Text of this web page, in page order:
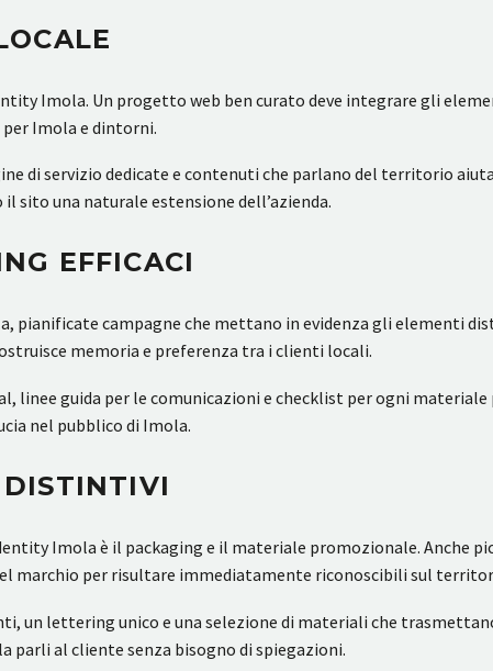
Imola. Un progetto web ben curato deve integrare gli
Imola e dintorni.
di servizio dedicate e contenuti che parlano del territorio
sito una naturale estensione dell’azienda.
EFFICACI
pianificate campagne che mettano in evidenza gli elementi
memoria e preferenza tra i clienti locali.
linee guida per le comunicazioni e checklist per ogni
nel pubblico di Imola.
DISTINTIVI
Imola è il packaging e il materiale promozionale. Anche
marchio per risultare immediatamente riconoscibili sul
un lettering unico e una selezione di materiali che
parli al cliente senza bisogno di spiegazioni.